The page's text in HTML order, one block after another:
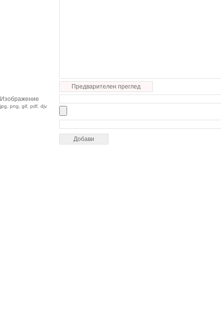
Предварителен преглед
Изображение
jpg, png, gif, pdf, djv